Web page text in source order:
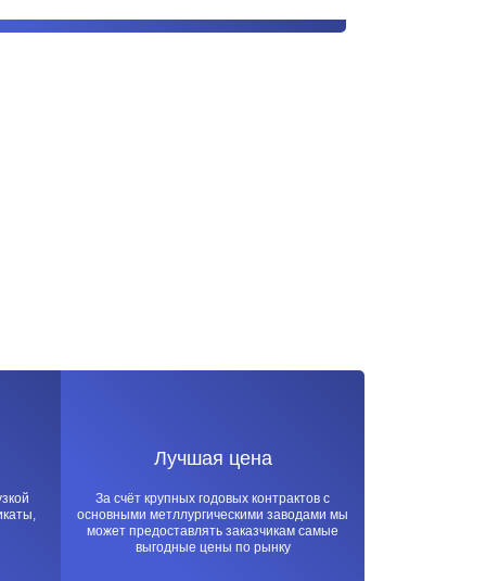
Лучшая цена
За счёт крупных годовых контрактов с
основными метллургическими заводами мы
может предоставлять заказчикам самые
выгодные цены по рынку